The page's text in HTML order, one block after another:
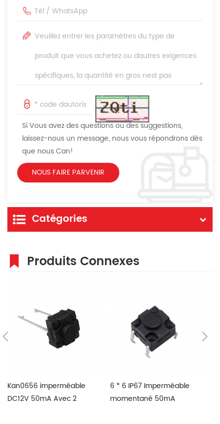
Si Vous avez des questions ou des suggestions,
laissez-nous un message, nous vous répondrons dès
que nous Can!
Catégories
Produits Connexes
Kan0656 imperméable
DC12V 50mA Avec 2
6 * 6 IP67 Imperméable
momentané 50mA